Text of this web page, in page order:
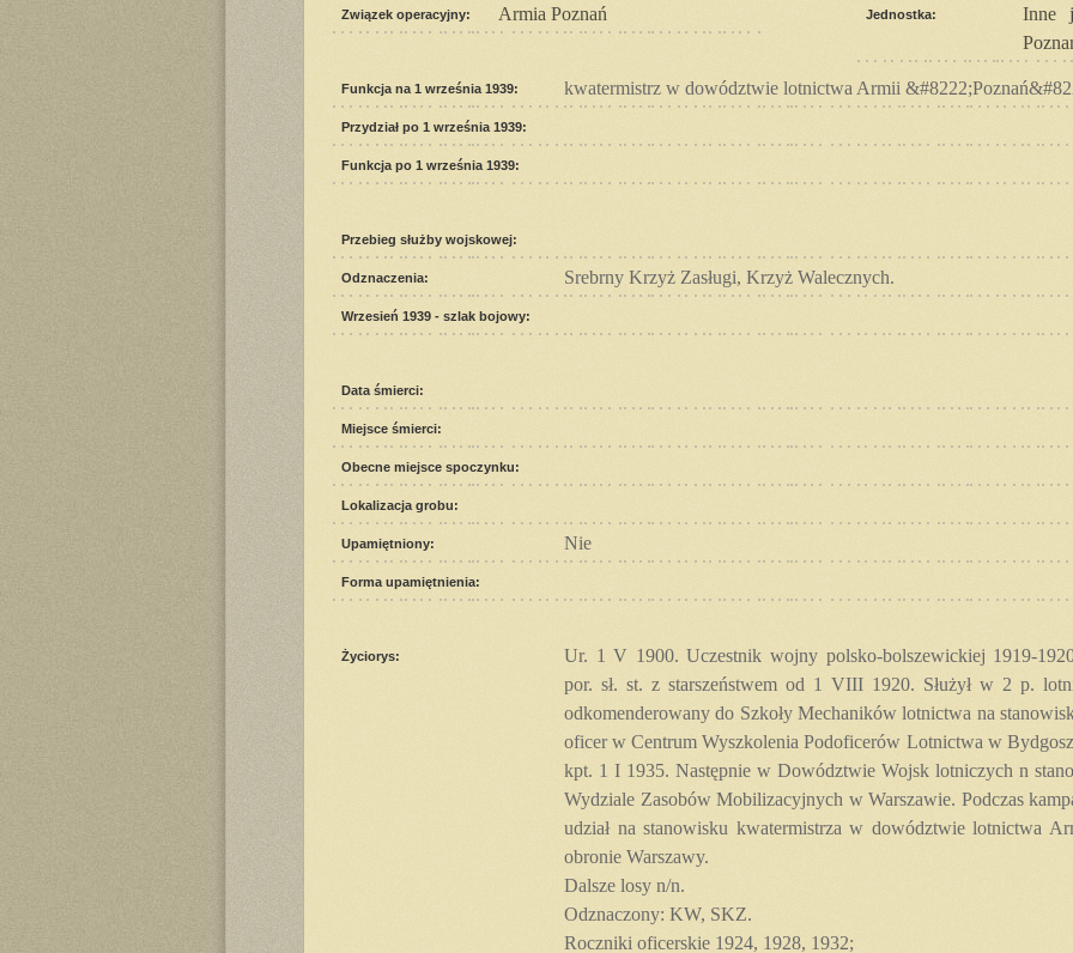
Związek operacyjny: Armia Poznań Jednostka:
Inne
Funkcja na 1 września 1939: kwatermistrz w dowództwie lotnictwa Armii
Przydział po 1 września 1939:
Funkcja po 1 września 1939:
Przebieg służby wojskowej:
Odznaczenia: Srebrny Krzyż Zasługi, Krzyż Walecznych.
Wrzesień 1939 - szlak bojowy:
Data śmierci:
Miejsce śmierci:
Obecne miejsce spoczynku:
Lokalizacja grobu:
Upamiętniony: Nie
Forma upamiętnienia:
Życiorys:
Ur. 1 V 1900. Uczestnik wojny polsko-bolszewickiej 1919-
por. sł. st. z starszeństwem od 1 VIII 1920. Służył w 2 p.
odkomenderowany do Szkoły Mechaników lotnictwa na
oficer w Centrum Wyszkolenia Podoficerów Lotnictwa w
kpt. 1 I 1935. Następnie w Dowództwie Wojsk lotniczych n
Wydziale Zasobów Mobilizacyjnych w Warszawie. Podczas
udział na stanowisku kwatermistrza w dowództwie lotnictwa
obronie Warszawy.
Dalsze losy n/n.
Odznaczony: KW, SKZ.
Roczniki oficerskie 1924, 1928, 1932;